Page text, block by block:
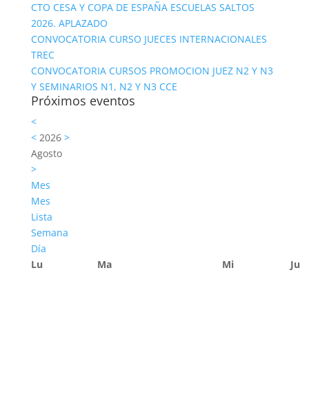
CTO CESA Y COPA DE ESPAÑA ESCUELAS SALTOS
2026. APLAZADO
CONVOCATORIA CURSO JUECES INTERNACIONALES
TREC
CONVOCATORIA CURSOS PROMOCION JUEZ N2 Y N3
Y SEMINARIOS N1, N2 Y N3 CCE
Próximos eventos
<
<2026 >
Agosto
>
Mes
Mes
Lista
Semana
Día
Lu
Ma Mi Ju